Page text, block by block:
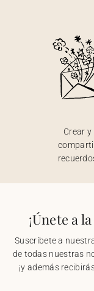
Crear y
¡Únete a
Suscríbete a
de todas nuestras
¡y además